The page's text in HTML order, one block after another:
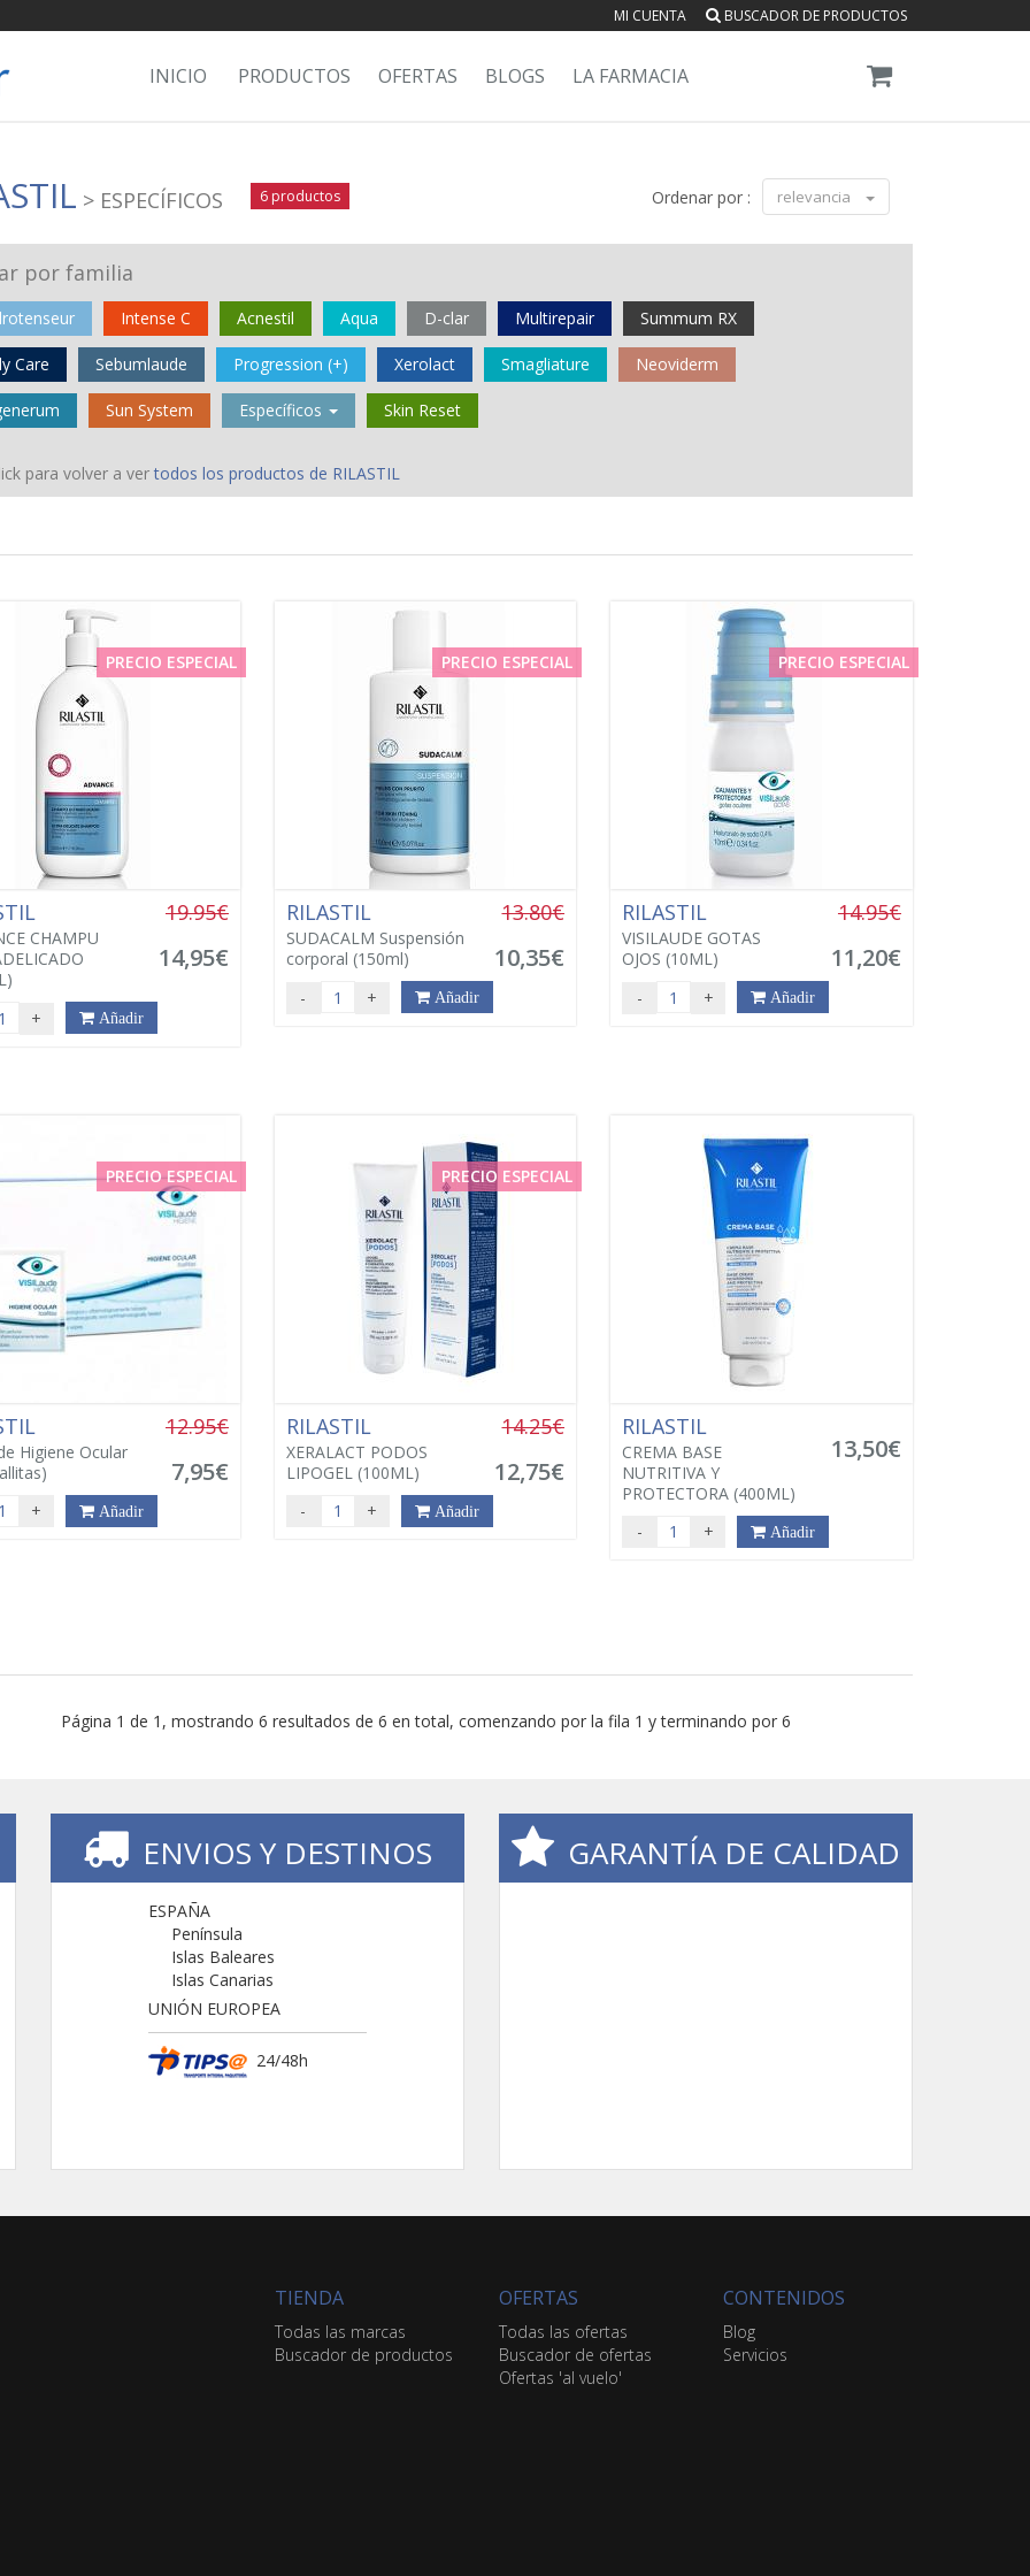
MI CUENTA BUSCADOR DE PRODUCTOS
INICIO PRODUCTOS OFERTAS BLOGS LA FARMACIA
> ESPECÍFICOS 6 productos Ordenar por : relevancia
por familia
Intense C Acnestil Aqua D-clar Multirepair Summum RX
Care Sebumlaude Progression (+) Xerolact Smagliature Neoviderm
Sun System Específicos Skin Reset
para volver a vertodos los productos de RILASTIL
PRECIO ESPECIAL
CHAMPU
19.95€
14,95€
+ Añadir
PRECIO ESPECIAL
RILASTIL
SUDACALM Suspensión
corporal (150ml)
13.80€
10,35€
- + Añadir
PRECIO ESPECIAL
RILASTIL
VISILAUDE GOTAS
OJOS (10ML)
14.95€
11,20€
- + Añadir
PRECIO ESPECIAL
Higiene Ocular
12.95€
7,95€
+ Añadir
PRECIO ESPECIAL
RILASTIL
XERALACT PODOS
LIPOGEL (100ML)
14.25€
12,75€
- + Añadir
RILASTIL
CREMA BASE
NUTRITIVA Y
PROTECTORA (400ML)
13,50€
- + Añadir
Página 1 de 1, mostrando 6 resultados de 6 en total, comenzando por la fila 1 y terminando por 6
ENVIOS Y DESTINOS
ESPAÑA
Península
Islas Baleares
Islas Canarias
UNIÓN EUROPEA
24/48h
GARANTÍA DE CALIDAD
TIENDA
Todas las marcas
Buscador de productos
OFERTAS
Todas las ofertas
Buscador de ofertas
Ofertas 'al vuelo'
CONTENIDOS
Blog
Servicios